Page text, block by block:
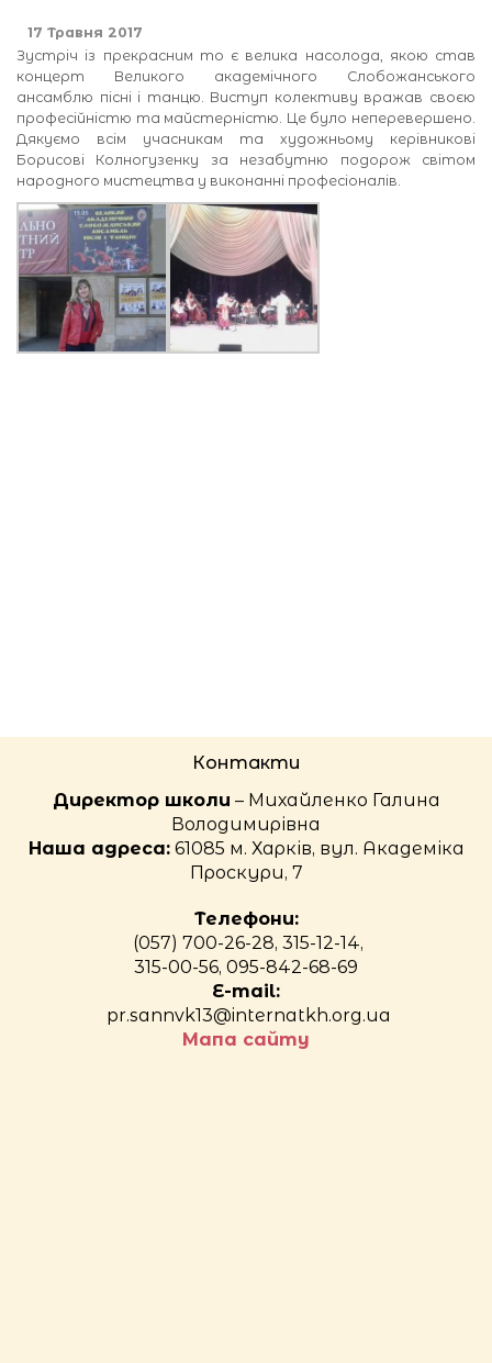
17 Травня 2017
Зустріч із прекрасним то є велика насолода, якою став
концерт Великого академічного Слобожанського
ансамблю пісні і танцю. Виступ колективу вражав своєю
професійністю та майстерністю. Це було неперевершено.
Дякуємо всім учасникам та художньому керівникові
Борисові Колногузенку за незабутню подорож світом
народного мистецтва у виконанні професіоналів.
Контакти
Директор школи – Михайленко Галина
Володимирівна
Наша адреса:61085 м. Харків, вул. Академіка
Проскури, 7
Телефони:
(057) 700-26-28, 315-12-14,
315-00-56, 095-842-68-69
E-mail:
pr.sannvk13@internatkh.org.ua
Мапа сайту